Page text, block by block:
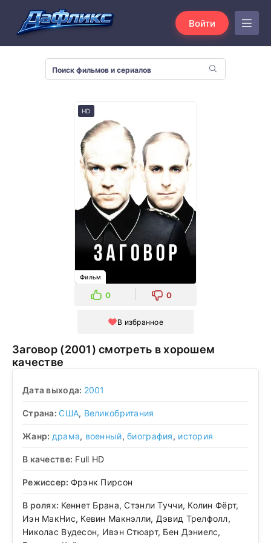
Войти
HD
Фильм
0 0
В избранное
Заговор (2001) смотреть в хорошем
качестве
Дата выхода: 2001
Страна:США, Великобритания
Жанр: драма, военный,биография, история
В качестве: Full HD
Режиссер: Фрэнк Пирсон
В ролях: Кеннет Брана, Стэнли Туччи, Колин Фёрт,
Иэн МакНис, Кевин Макнэлли, Дэвид Трелфолл,
Николас Вудесон, Ивэн Стюарт, Бен Дэниелс,